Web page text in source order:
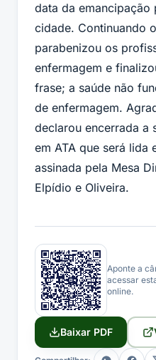
data da emancipação
cidade. Continuando
parabenizou os
enfermagem e
frase; a saúde não
de enfermagem.
declarou encerrada a
em ATA que será lida
assinada pela Mesa
Elpídio e Oliveira.
Aponte a
acessar
online.
Baixar PDF